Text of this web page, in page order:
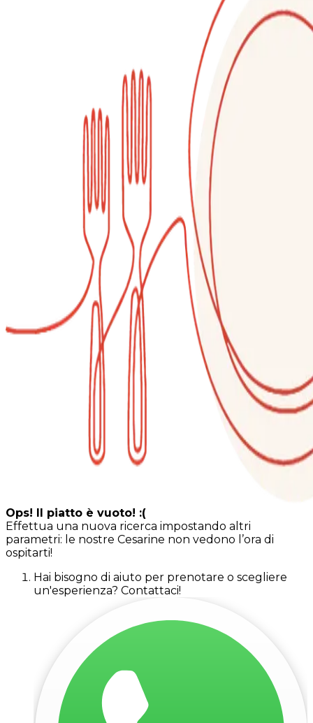
Ops! Il piatto è vuoto! :(
Effettua una nuova ricerca impostando altri
parametri: le nostre Cesarine non vedono l’ora di
ospitarti!
Hai bisogno di aiuto per prenotare o scegliere
un'esperienza? Contattaci!